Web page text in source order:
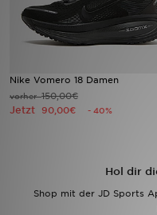
Nike Vomero 18 Damen
vorher150,00€
Jetzt 90,00€ - 40%
Hol dir
Shop mit der JD Sports
Marken
Sport